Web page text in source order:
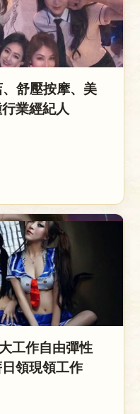
、舒壓按摩、美
業經紀人
工作自由彈性
領現領工作